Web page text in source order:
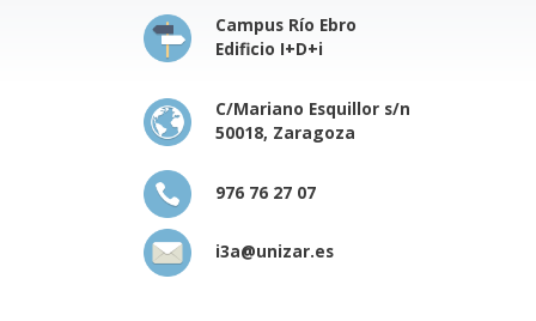
Campus Río Ebro
Edificio I+D+i
C/Mariano Esquillor s/n
50018, Zaragoza
976 76 27 07
i3a@unizar.es